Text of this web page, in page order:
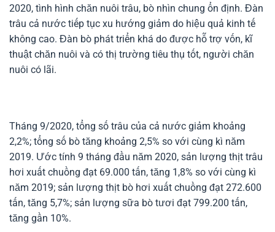
2020, tình hình chăn nuôi trâu, bò nhìn chung ổn định. Đàn
trâu cả nước tiếp tục xu hướng giảm do hiệu quả kinh tế
không cao. Đàn bò phát triển khá do được hỗ trợ vốn, kĩ
thuật chăn nuôi và có thị trường tiêu thụ tốt, người chăn
nuôi có lãi.
Tháng 9/2020, tổng số trâu của cả nước giảm khoảng
2,2%; tổng số bò tăng khoảng 2,5% so với cùng kì năm
2019. Ước tính 9 tháng đầu năm 2020, sản lượng thịt trâu
hơi xuất chuồng đạt 69.000 tấn, tăng 1,8% so với cùng kì
năm 2019; sản lượng thịt bò hơi xuất chuồng đạt 272.600
tấn, tăng 5,7%; sản lượng sữa bò tươi đạt 799.200 tấn,
tăng gần 10%.